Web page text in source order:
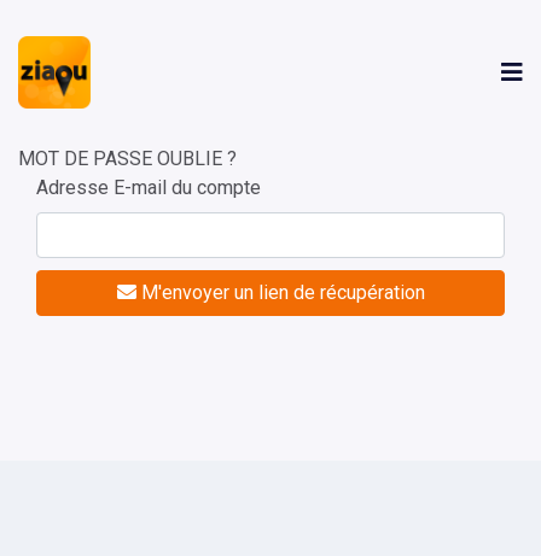
MOT DE PASSE OUBLIE ?
Adresse E-mail du compte
M'envoyer un lien de récupération